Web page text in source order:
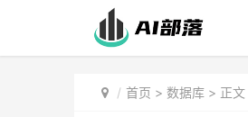
首页 > 数据库 > 正文